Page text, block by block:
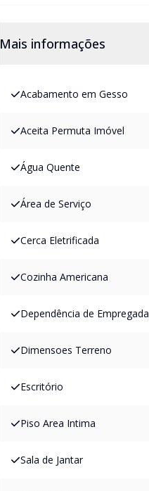
Mais informações
Acabamento em Gesso
Aceita Permuta Imóvel
Água Quente
Área de Serviço
Cerca Eletrificada
Cozinha Americana
Dependência de Empregada
Dimensoes Terreno
Escritório
Piso Area Intima
Sala de Jantar